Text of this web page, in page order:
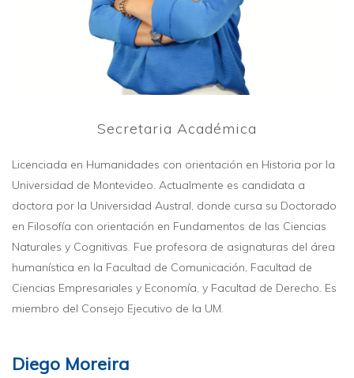
Secretaria Académica
Licenciada en Humanidades con orientación en Historia por la
Universidad de Montevideo. Actualmente es candidata a
doctora por la Universidad Austral, donde cursa su Doctorado
en Filosofía con orientación en Fundamentos de las Ciencias
Naturales y Cognitivas. Fue profesora de asignaturas del área
humanística en la Facultad de Comunicación, Facultad de
Ciencias Empresariales y Economía, y Facultad de Derecho. Es
miembro del Consejo Ejecutivo de la UM.
Diego Moreira